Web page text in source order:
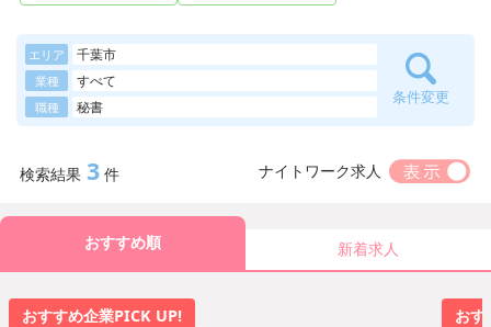
エリア 千葉市
業種 すべて
職種 秘書 条件変更
検索結果 3 件 ナイトワーク求人
おすすめ順 新着求人
おすすめ企業PICK UP! おす